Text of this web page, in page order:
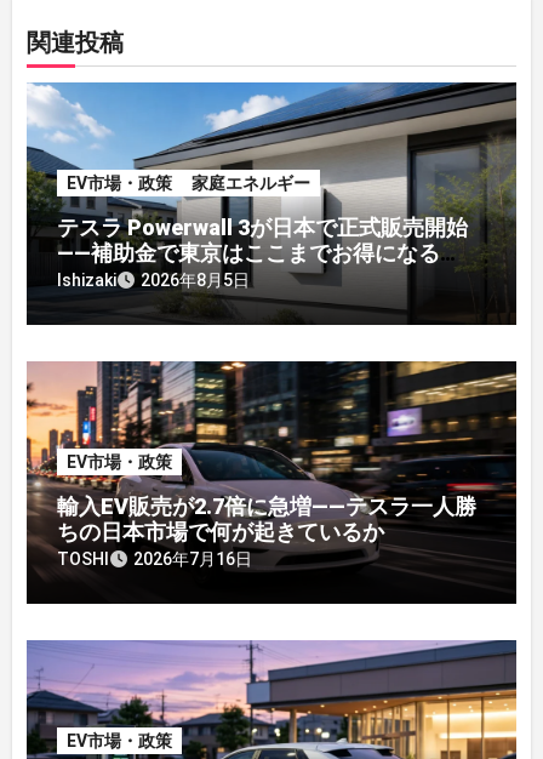
関連投稿
EV市場・政策 家庭エネルギー
テスラ Powerwall 3が日本で正式販売開始
——補助金で東京はここまでお得になる
【2026年8月最新】
Ishizaki 2026年8月5日
EV市場・政策
輸入EV販売が2.7倍に急増——テスラ一人勝
ちの日本市場で何が起きているか
TOSHI 2026年7月16日
EV市場・政策